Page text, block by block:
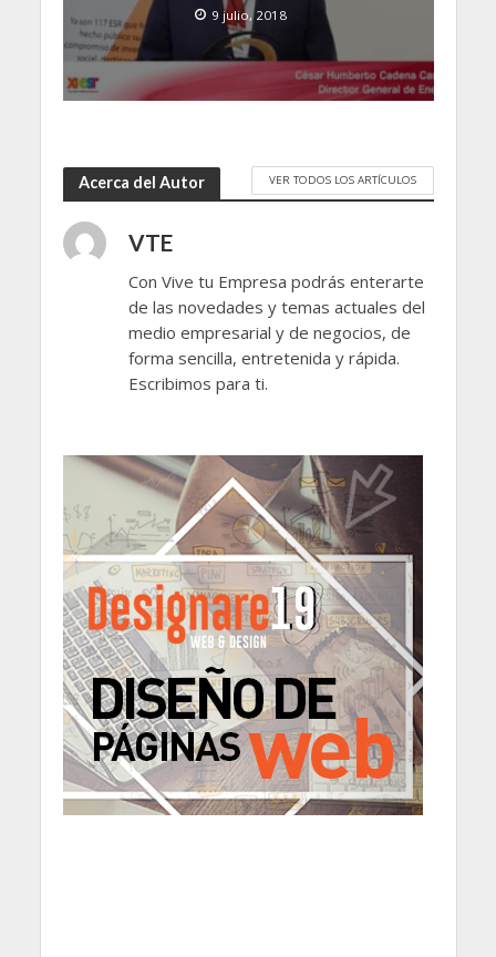
9 julio, 2018
Acerca del Autor VER TODOS LOS ARTÍCULOS
VTE
Con Vive tu Empresa podrás enterarte
de las novedades y temas actuales del
medio empresarial y de negocios, de
forma sencilla, entretenida y rápida.
Escribimos para ti.